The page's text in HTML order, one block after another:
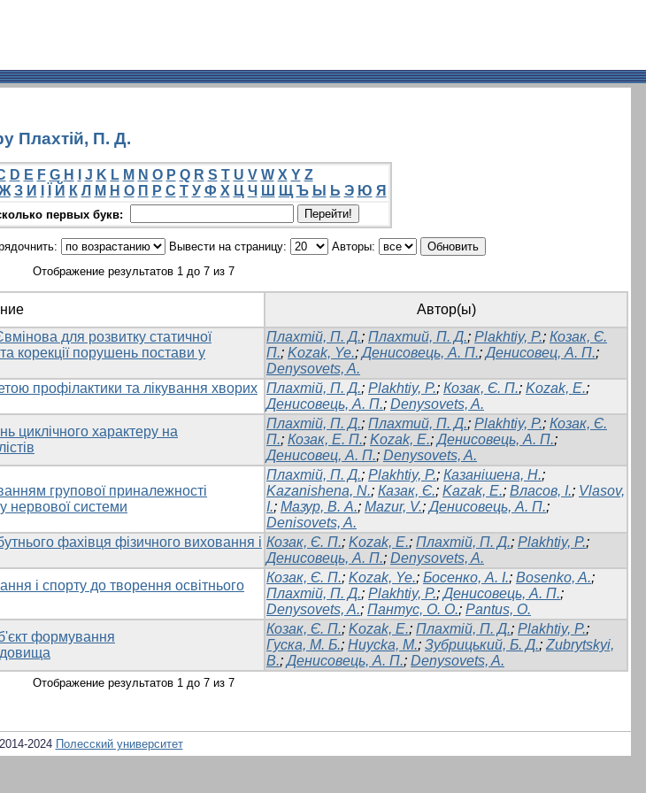
Плахтій, П. Д.
D E F G H J K L M N O P Q R S T U V W X Y Z
З И Й К Л М Н О П Р С Т У Ф Х Ц Ч Ш Щ Ъ Ы Ь Э Ю Я
первых букв:
Вывести на страницу:
Авторы:
Отображение результатов 1 до 7 из 7
Автор(ы)
для розвитку статичної
корекції порушень постави у
Плахтій, П. Д.; Плахтий, П. Д.; Plakhtiy, P.; Козак, Є.
П.; Kozak, Ye.;Денисовець, А. П.;Денисовец, А. П.;
Denysovets, A.
профілактики та лікування хворих Плахтій, П. Д.; Plakhtiy, P.; Козак, Є. П.; Kozak, E.;
Денисовець, А. П.; Denysovets, A.
циклічного характеру на
Плахтій, П. Д.; Плахтий, П. Д.; Plakhtiy, P.; Козак, Є.
П.; Козак, Е. П.; Kozak, E.;Денисовець, А. П.;
Денисовец, А. П.; Denysovets, A.
групової приналежності
нервової системи
Плахтій, П. Д.; Plakhtiy, P.; Казанішена, Н.;
Kazanishena, N.; Казак, Є.; Kazak, E.; Власов, І.; Vlasov,
I.; Мазур, В. А.; Mazur, V.;Денисовець, А. П.;
Denisovets, A.
фахівця фізичного виховання і Козак, Є. П.; Kozak, E.; Плахтій, П. Д.; Plakhtiy, P.;
Денисовець, А. П.; Denysovets, A.
і спорту до творення освітнього
Козак, Є. П.; Kozak, Ye.; Босенко, А. І.; Bosenko, A.;
Плахтій, П. Д.; Plakhtiy, P.;Денисовець, А. П.;
Denysovets, A.; Пантус, О. О.; Pantus, O.
формування
Козак, Є. П.; Kozak, E.; Плахтій, П. Д.; Plakhtiy, P.;
Гуска, М. Б.; Huycka, M.; Зубрицький, Б. Д.; Zubrytskyi,
B.;Денисовець, А. П.; Denysovets, A.
Отображение результатов 1 до 7 из 7
2024 Полесский университет